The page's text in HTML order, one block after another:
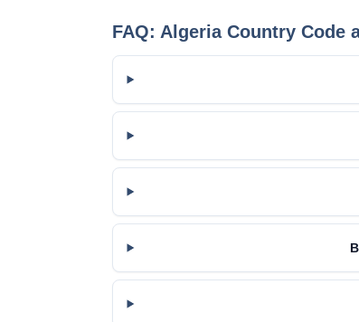
FAQ: Algeria Country Code